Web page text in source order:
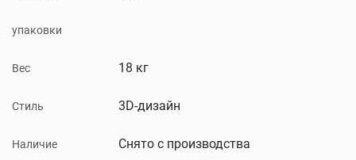
упаковки
Вес 18 кг
Стиль 3D-дизайн
Наличие Снято с производства